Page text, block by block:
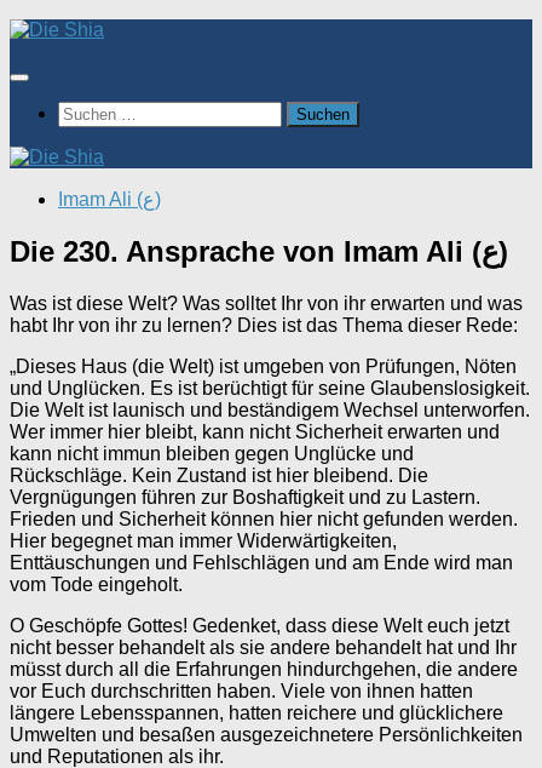
Zum
springen
Suchen
nach:
Imam Ali (ع)
Die 230. Ansprache von Imam Ali (ع)
Was ist diese Welt? Was solltet Ihr von ihr erwarten und was
habt Ihr von ihr zu lernen? Dies ist das Thema dieser Rede:
„Dieses Haus (die Welt) ist umgeben von Prüfungen, Nöten
und Unglücken. Es ist berüchtigt für seine Glaubenslosigkeit.
Die Welt ist launisch und beständigem Wechsel unterworfen.
Wer immer hier bleibt, kann nicht Sicherheit erwarten und
kann nicht immun bleiben gegen Unglücke und
Rückschläge. Kein Zustand ist hier bleibend. Die
Vergnügungen führen zur Boshaftigkeit und zu Lastern.
Frieden und Sicherheit können hier nicht gefunden werden.
Hier begegnet man immer Widerwärtigkeiten,
Enttäuschungen und Fehlschlägen und am Ende wird man
vom Tode eingeholt.
O Geschöpfe Gottes! Gedenket, dass diese Welt euch jetzt
nicht besser behandelt als sie andere behandelt hat und Ihr
müsst durch all die Erfahrungen hindurchgehen, die andere
vor Euch durchschritten haben. Viele von ihnen hatten
längere Lebensspannen, hatten reichere und glücklichere
Umwelten und besaßen ausgezeichnetere Persönlichkeiten
und Reputationen als ihr.